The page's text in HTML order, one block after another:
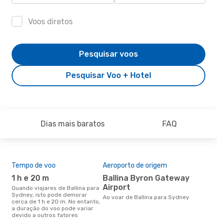
Voos diretos
Pesquisar Voo + Hotel
Pesquisar voos
Dias mais baratos FAQ
Tempo de voo
1 h e 20 m
Quando viajares de Ballina para
Sydney, isto pode demorar
cerca de 1 h e 20 m. No entanto,
a duração do voo pode variar
devido a outros fatores
Aeroporto de origem
Ballina Byron Gateway
Airport
Ao voar de Ballina para Sydney